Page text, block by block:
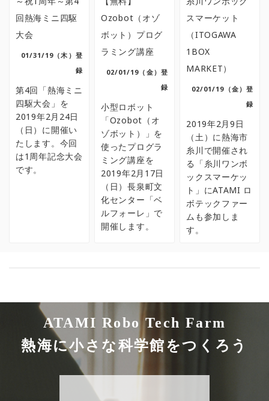
回熱海ミニ四駆
大会
01/31/19（木）登
録
第4回「熱海ミニ
四駆大会」を
2019年2月24日
（日）に開催い
たします。今回
は1周年記念大会
です。
Ozobot（オゾ
ボット）プログ
ラミング講座
02/01/19（金）登
録
小型ロボット
「Ozobot（オ
ゾボット）」を
使ったプログラ
ミング講座を
2019年2月17日
（日）長泉町文
化センター「ベ
ルフォーレ」で
開催します。
スマーケット
（ITOGAWA
1BOX
MARKET）
02/01/19（金）登
録
2019年2月9日
（土）に熱海市
糸川で開催され
る「糸川ワンボ
ックスマーケッ
ト」にATAMI ロ
ボテックファー
ムも参加しま
す。
ATAMI Robo Tech Farm
熱海に小さな科学館をつくろう